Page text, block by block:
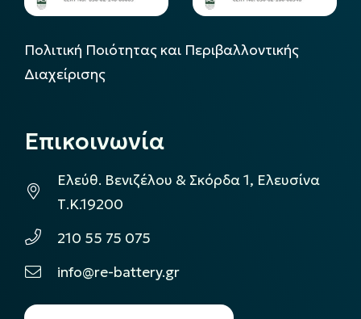
Πολιτική Ποιότητας και Περιβαλλοντικής
Διαχείρισης
Επικοινωνία
Ελεύθ. Βενιζέλου & Σκόρδα 1, Ελευσίνα
Τ.Κ.19200
210 55 75 075
info@re-battery.gr